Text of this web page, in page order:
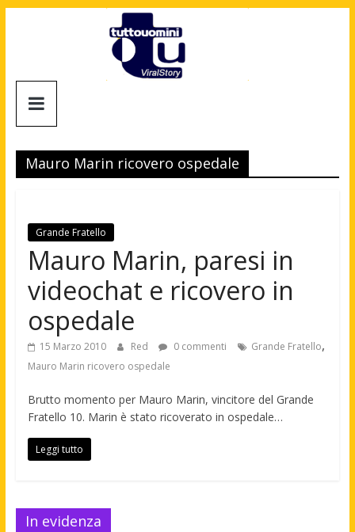
Tuttouomini
Tv,
Cinema,
news
moda
maschile
Mauro Marin ricovero ospedale
Grande Fratello
Mauro Marin, paresi in
videochat e ricovero in
ospedale
15 Marzo 2010 Red 0 commenti Grande Fratello,
Mauro Marin ricovero ospedale
Brutto momento per Mauro Marin, vincitore del Grande
Fratello 10. Marin è stato ricoverato in ospedale…
Leggi tutto
In evidenza